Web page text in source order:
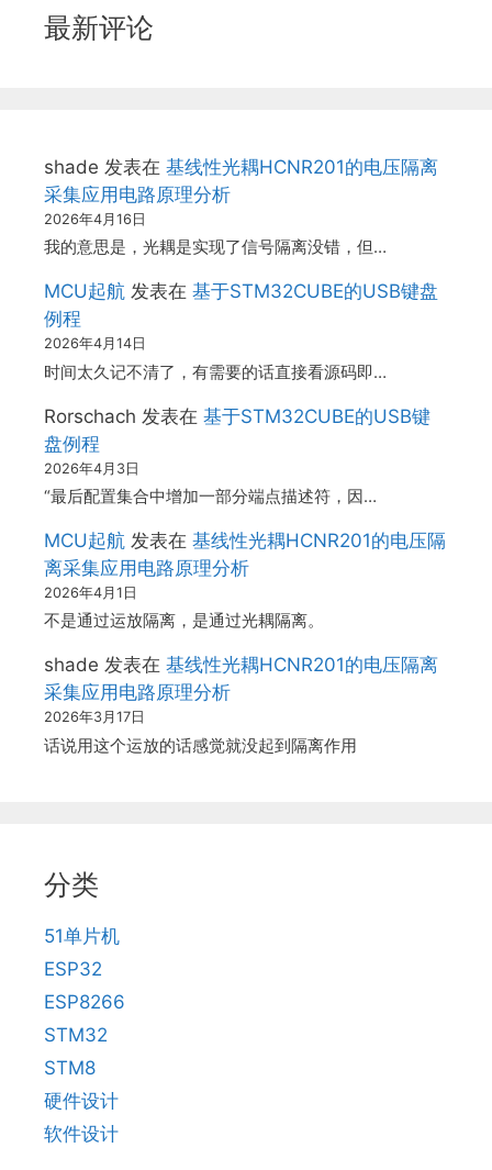
最新评论
shade 发表在 基线性光耦HCNR201的电压隔离
采集应用电路原理分析
2026年4月16日
我的意思是，光耦是实现了信号隔离没错，但…
MCU起航 发表在 基于STM32CUBE的USB键盘
例程
2026年4月14日
时间太久记不清了，有需要的话直接看源码即…
Rorschach 发表在 基于STM32CUBE的USB键
盘例程
2026年4月3日
“最后配置集合中增加一部分端点描述符，因…
MCU起航 发表在 基线性光耦HCNR201的电压隔
离采集应用电路原理分析
2026年4月1日
不是通过运放隔离，是通过光耦隔离。
shade 发表在 基线性光耦HCNR201的电压隔离
采集应用电路原理分析
2026年3月17日
话说用这个运放的话感觉就没起到隔离作用
分类
51单片机
ESP32
ESP8266
STM32
STM8
硬件设计
软件设计